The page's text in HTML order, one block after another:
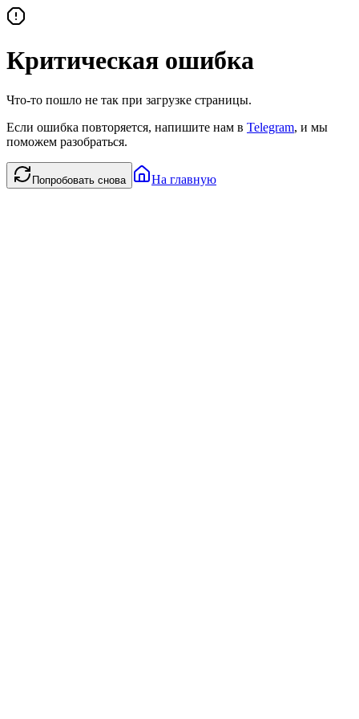
Критическая ошибка
Что-то пошло не так при загрузке страницы.
Если ошибка повторяется, напишите нам в Telegram, и мы
поможем разобраться.
Попробовать снова На главную